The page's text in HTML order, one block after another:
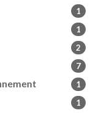
1
1
2
7
1
1